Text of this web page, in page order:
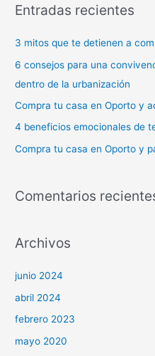
c
p
o
r
:
Entradas recientes
3 mitos que te detienen a
6 consejos para una
dentro de la urbanización
Compra tu casa en Oporto y
4 beneficios emocionales de
Compra tu casa en Oporto y
Comentarios
Archivos
junio 2024
abril 2024
febrero 2023
mayo 2020